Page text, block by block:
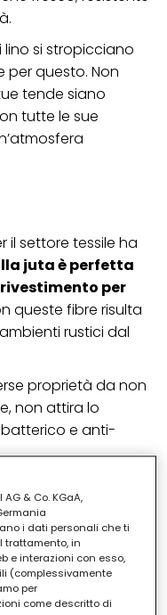
lino si stropicciano
per questo. Non
tende siano
tutte le sue
il settore tessile ha
juta è perfetta
per
queste fibre risulta
rustici dal
proprietà da non
non attira lo
e anti-
è morbido
versatile e adatto a
è consigliato per
ma anche
& Co. KGaA,
i dati personali che ti
trattamento, in
e interazioni con esso,
(complessivamente
per
come descritto di